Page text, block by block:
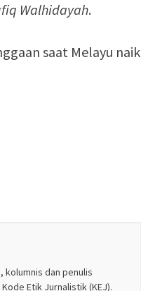
Walhidayah.
saat Melayu naik
kolumnis dan penulis
Etik Jurnalistik (KEJ).